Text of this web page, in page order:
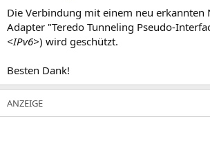
Die Verbindung mit einem neu erkannten
Adapter "Teredo Tunneling Pseudo-
<IPv6>) wird geschützt.
Besten Dank!